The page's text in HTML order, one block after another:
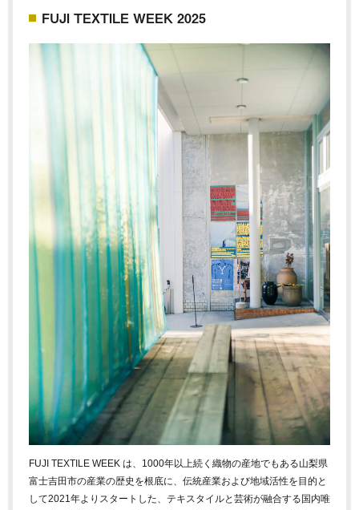
FUJI TEXTILE WEEK 2025
FUJI TEXTILE WEEK は、1000年以上続く織物の産地でもある山梨県
富士吉田市の産業の歴史を根底に、伝統産業および地域活性を目的と
して2021年よりスタートした、テキスタイルと芸術が融合する国内唯